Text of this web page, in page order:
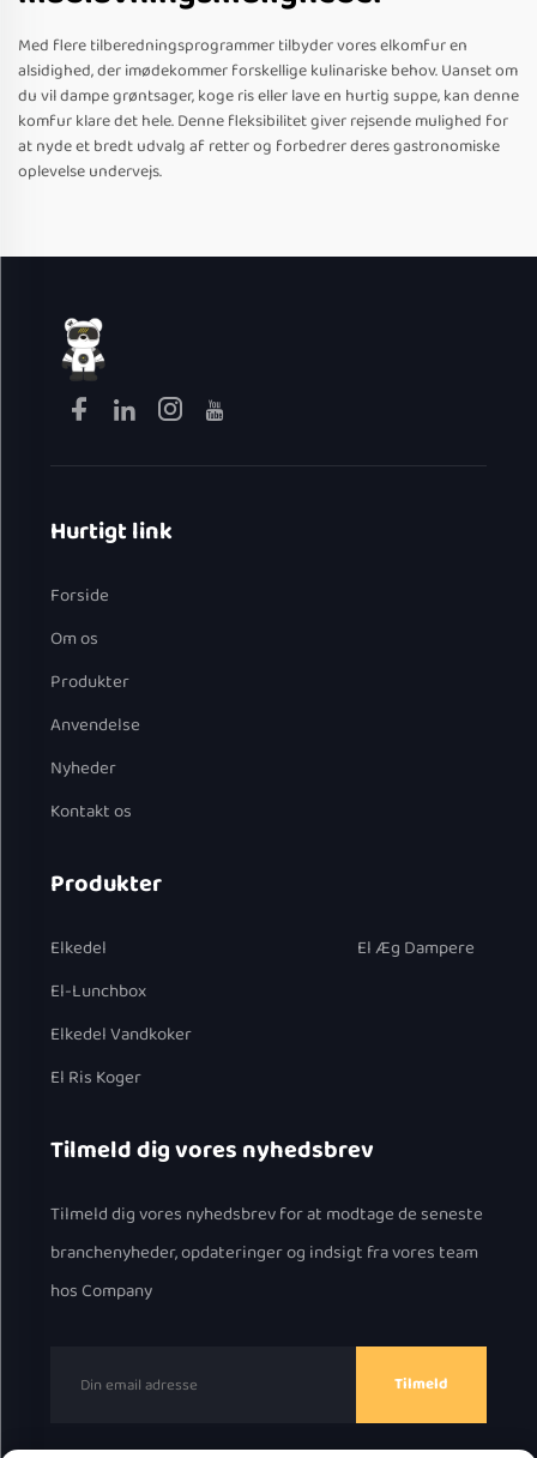
Med flere tilberedningsprogrammer tilbyder vores elkomfur en
alsidighed, der imødekommer forskellige kulinariske behov. Uanset om
du vil dampe grøntsager, koge ris eller lave en hurtig suppe, kan denne
komfur klare det hele. Denne fleksibilitet giver rejsende mulighed for
at nyde et bredt udvalg af retter og forbedrer deres gastronomiske
oplevelse undervejs.
Hurtigt link
Forside
Om os
Produkter
Anvendelse
Nyheder
Kontakt os
Produkter
Elkedel
El-Lunchbox
Elkedel Vandkoker
El Ris Koger
El Æg Dampere
Tilmeld dig vores nyhedsbrev
Tilmeld dig vores nyhedsbrev for at modtage de seneste
branchenyheder, opdateringer og indsigt fra vores team
hos Company
Tilmeld